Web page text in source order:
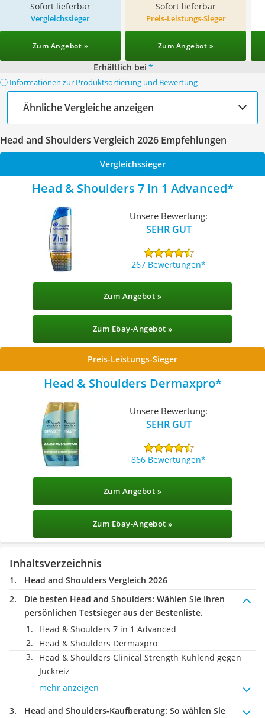
Sofort lieferbar Sofort lieferbar
Vergleichssieger
Zum Angebot »
Preis-Leistungs-Sieger
Zum Angebot »
Erhältlich bei *
ⓘ Informationen zur Produktsortierung und Bewertung
Ähnliche Vergleiche anzeigen
Head and Shoulders Vergleich 2026 Empfehlungen
Vergleichssieger
Head & Shoulders 7 in 1 Advanced
Unsere Bewertung:
SEHR GUT
267 Bewertungen
Zum Angebot »
Zum Ebay-Angebot »
Preis-Leistungs-Sieger
Head & Shoulders Dermaxpro
Unsere Bewertung:
SEHR GUT
866 Bewertungen
Zum Angebot »
Zum Ebay-Angebot »
Inhaltsverzeichnis
Head and Shoulders Vergleich 2026
Die besten Head and Shoulders: Wählen Sie Ihren
persönlichen Testsieger aus der Bestenliste.
Head & Shoulders 7 in 1 Advanced
Head & Shoulders Dermaxpro
Head & Shoulders Clinical Strength Kühlend gegen
Juckreiz
mehr anzeigen
Head and Shoulders-Kaufberatung: So wählen Sie